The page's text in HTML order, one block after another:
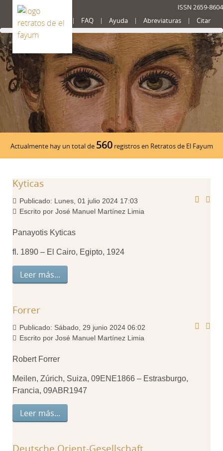
ISSN 2659-8604
Presentación FAQ Ayuda Abreviaturas Citar
Actualmente hay un total de 560registros en Retratos de El Fayum
Kyticas
Publicado: Lunes, 01 julio 2024 17:03
Escrito por José Manuel Martínez Limia
Panayotis Kyticas
fl. 1890 – El Cairo, Egipto, 1924
Leer más...
Forrer
Publicado: Sábado, 29 junio 2024 06:02
Escrito por José Manuel Martínez Limia
Robert Forrer
Meilen, Zúrich, Suiza, 09ENE1866 – Estrasburgo,
Francia, 09ABR1947
Leer más...